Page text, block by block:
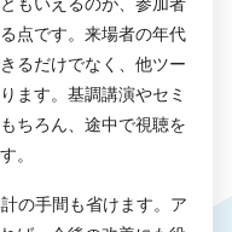
もいえるのが、参加者
点です。来場者の年代
るだけでなく、他ツー
ます。基調講演やセミ
ちろん、途中で視聴を
。
の手間も省けます。ア